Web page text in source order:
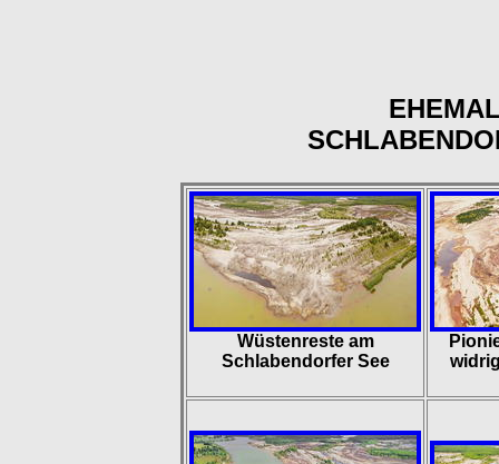
Wüstenreste am
Schlabendorfer See